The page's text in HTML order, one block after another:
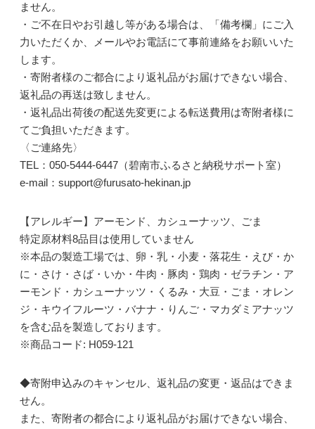
ません。
・ご不在日やお引越し等がある場合は、「備考欄」にご入
力いただくか、メールやお電話にて事前連絡をお願いいた
します。
・寄附者様のご都合により返礼品がお届けできない場合、
返礼品の再送は致しません。
・返礼品出荷後の配送先変更による転送費用は寄附者様に
てご負担いただきます。
〈ご連絡先〉
TEL：050-5444-6447（碧南市ふるさと納税サポート室）
e-mail：support@furusato-hekinan.jp
【アレルギー】アーモンド、カシューナッツ、ごま
特定原材料8品目は使用していません
※本品の製造工場では、卵・乳・小麦・落花生・えび・か
に・さけ・さば・いか・牛肉・豚肉・鶏肉・ゼラチン・ア
ーモンド・カシューナッツ・くるみ・大豆・ごま・オレン
ジ・キウイフルーツ・バナナ・りんご・マカダミアナッツ
を含む品を製造しております。
※商品コード: H059-121
◆寄附申込みのキャンセル、返礼品の変更・返品はできま
せん。
また、寄附者の都合により返礼品がお届けできない場合、